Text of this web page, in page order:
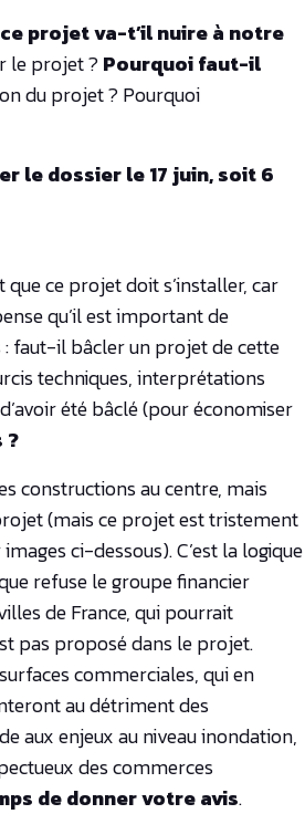
projet va-t’il nuire à notre
le projet ? Pourquoi faut-il
du projet ? Pourquoi
le dossier le 17 juin, soit 6
ce projet doit s’installer, car
qu’il est important de
: faut-il bâcler un projet de cette
techniques, interprétations
été bâclé (pour économiser
?
constructions au centre, mais
(mais ce projet est tristement
ci-dessous). C’est la logique
refuse le groupe financier
de France, qui pourrait
pas proposé dans le projet.
commerciales, qui en
au détriment des
aux enjeux au niveau inondation,
des commerces
de donner votre avis.